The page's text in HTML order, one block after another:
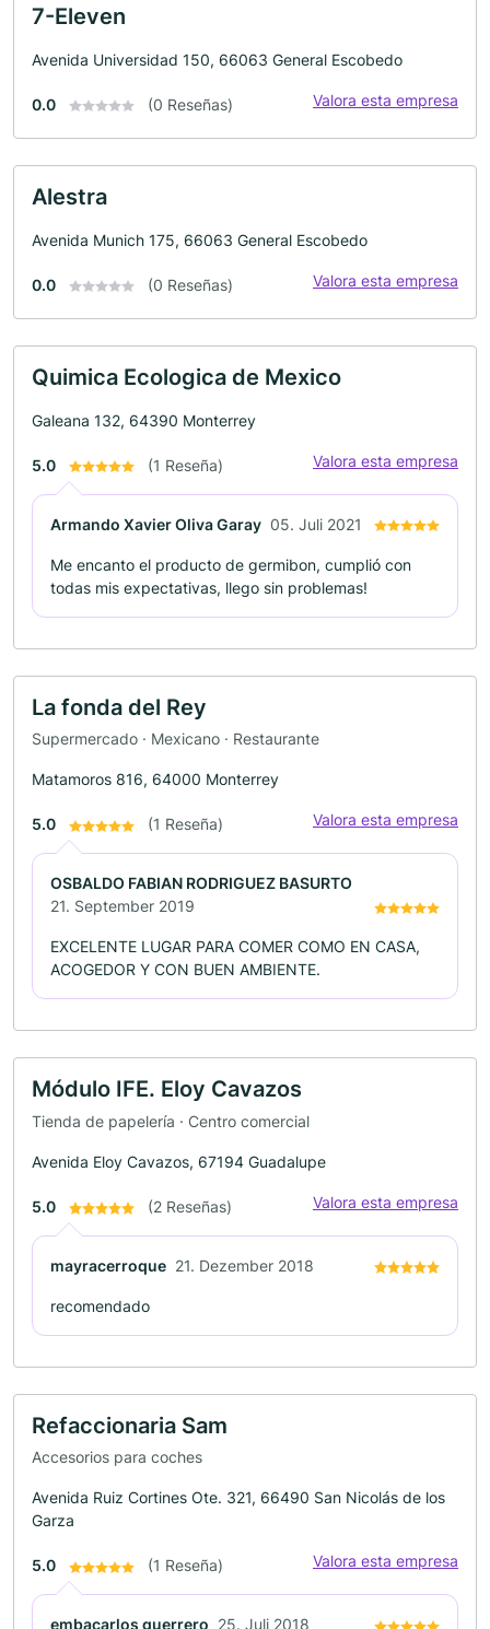
7-Eleven
Avenida Universidad 150, 66063 General Escobedo
0.0 (0 Reseñas) Valora esta empresa
Alestra
Avenida Munich 175, 66063 General Escobedo
0.0 (0 Reseñas) Valora esta empresa
Quimica Ecologica de Mexico
Galeana 132, 64390 Monterrey
5.0 (1 Reseña) Valora esta empresa
Armando Xavier Oliva Garay 05. Juli 2021
Me encanto el producto de germibon, cumplió con
todas mis expectativas, llego sin problemas!
La fonda del Rey
Supermercado · Mexicano · Restaurante
Matamoros 816, 64000 Monterrey
5.0 (1 Reseña) Valora esta empresa
OSBALDO FABIAN RODRIGUEZ BASURTO
21. September 2019
EXCELENTE LUGAR PARA COMER COMO EN CASA,
ACOGEDOR Y CON BUEN AMBIENTE.
Módulo IFE. Eloy Cavazos
Tienda de papelería · Centro comercial
Avenida Eloy Cavazos, 67194 Guadalupe
5.0 (2 Reseñas) Valora esta empresa
mayracerroque 21. Dezember 2018
recomendado
Refaccionaria Sam
Accesorios para coches
Avenida Ruiz Cortines Ote. 321, 66490 San Nicolás de los
Garza
5.0 (1 Reseña) Valora esta empresa
embacarlos guerrero 25. Juli 2018